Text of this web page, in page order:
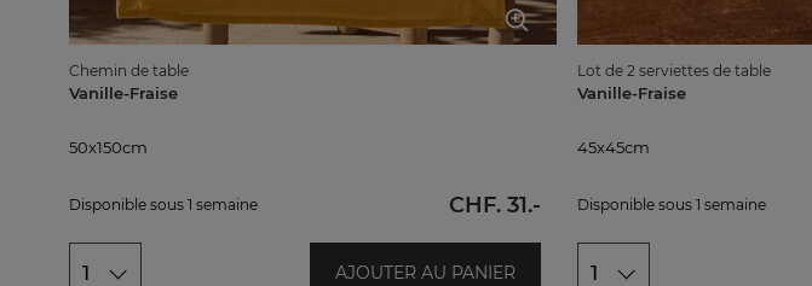
Chemin de table
Vanille-Fraise
50x150cm
Disponible sous 1 semaine CHF. 31.-
1 AJOUTER AU PANIER
Lot de 2 serviettes de table
Vanille-Fraise
45x45cm
Disponible sous 1 semaine
1